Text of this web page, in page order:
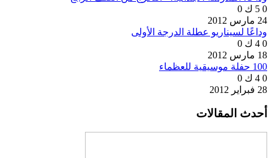
0 5 ك
0
24 مارس 2012
وداعًا لسيناريو عطلة الدرجة الأولى
0 4 ك
0
18 مارس 2012
100 حفلة موسيقية للعظماء
0 4 ك
0
28 فبراير 2012
أحدث المقالات